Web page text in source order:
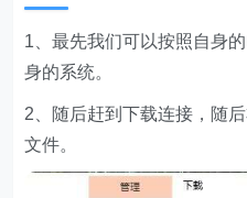
1、最先我们可以按照自身
身的系统。
2、随后赶到下载连接，随
文件。